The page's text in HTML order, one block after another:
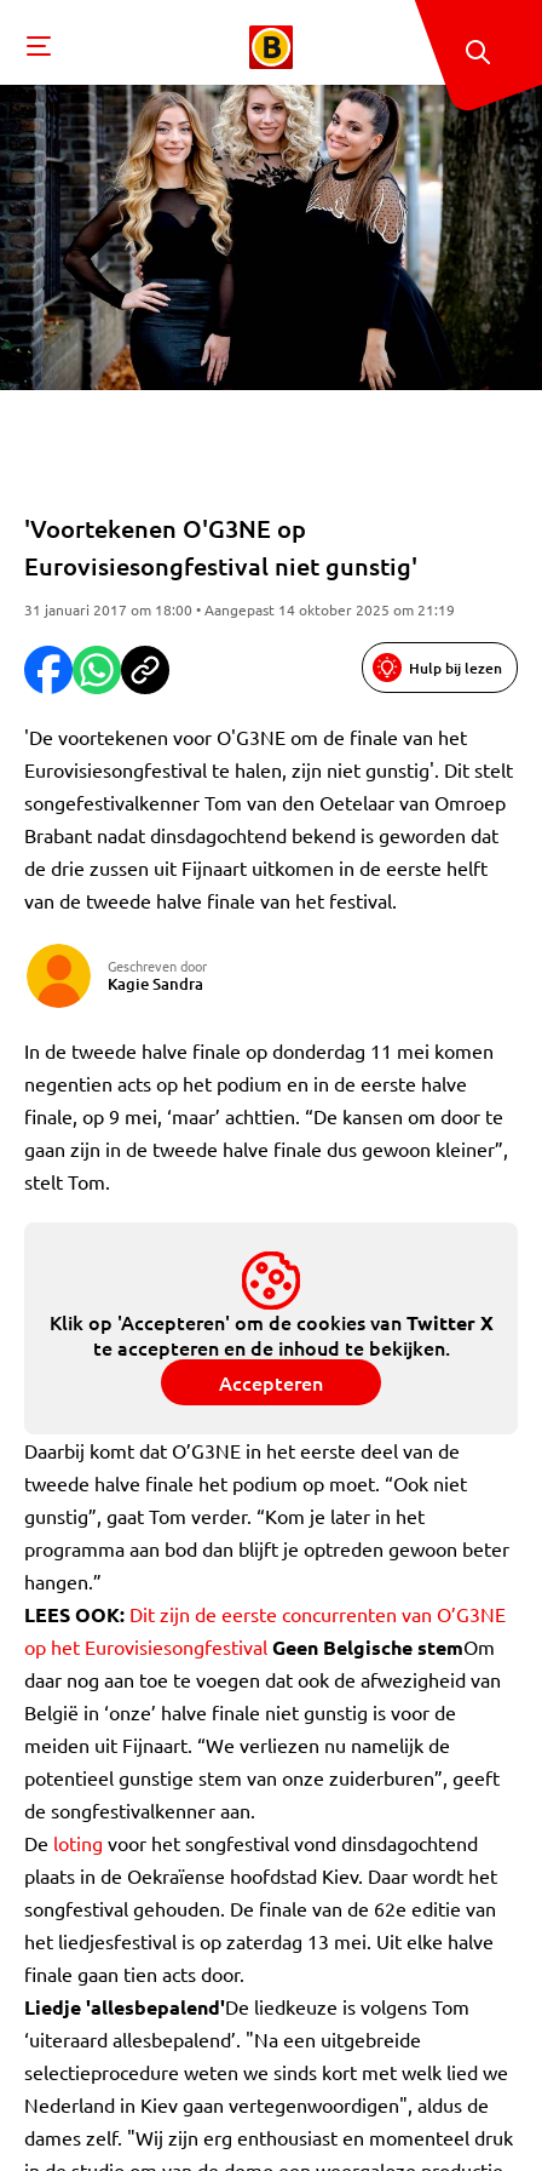
'Voortekenen O'G3NE op
Eurovisiesongfestival niet gunstig'
31 januari 2017 om 18:00 • Aangepast 14 oktober 2025 om 21:19
Hulp bij lezen
'De voortekenen voor O'G3NE om de finale van het
Eurovisiesongfestival te halen, zijn niet gunstig'. Dit stelt
songefestivalkenner Tom van den Oetelaar van Omroep
Brabant nadat dinsdagochtend bekend is geworden dat
de drie zussen uit Fijnaart uitkomen in de eerste helft
van de tweede halve finale van het festival.
Geschreven door
Kagie Sandra
In de tweede halve finale op donderdag 11 mei komen
negentien acts op het podium en in de eerste halve
finale, op 9 mei, ‘maar’ achttien. “De kansen om door te
gaan zijn in de tweede halve finale dus gewoon kleiner”,
stelt Tom.
Klik op 'Accepteren' om de cookies vanTwitter X
te accepteren en de inhoud te bekijken.
Accepteren
Daarbij komt dat O’G3NE in het eerste deel van de
tweede halve finale het podium op moet. “Ook niet
gunstig”, gaat Tom verder. “Kom je later in het
programma aan bod dan blijft je optreden gewoon beter
hangen.”
LEES OOK: Dit zijn de eerste concurrenten van O’G3NE
op het Eurovisiesongfestival Geen Belgische stemOm
daar nog aan toe te voegen dat ook de afwezigheid van
België in ‘onze’ halve finale niet gunstig is voor de
meiden uit Fijnaart. “We verliezen nu namelijk de
potentieel gunstige stem van onze zuiderburen”, geeft
de songfestivalkenner aan.
De loting voor het songfestival vond dinsdagochtend
plaats in de Oekraïense hoofdstad Kiev. Daar wordt het
songfestival gehouden. De finale van de 62e editie van
het liedjesfestival is op zaterdag 13 mei. Uit elke halve
finale gaan tien acts door.
Liedje 'allesbepalend'De liedkeuze is volgens Tom
‘uiteraard allesbepalend’. "Na een uitgebreide
selectieprocedure weten we sinds kort met welk lied we
Nederland in Kiev gaan vertegenwoordigen", aldus de
dames zelf. "Wij zijn erg enthousiast en momenteel druk